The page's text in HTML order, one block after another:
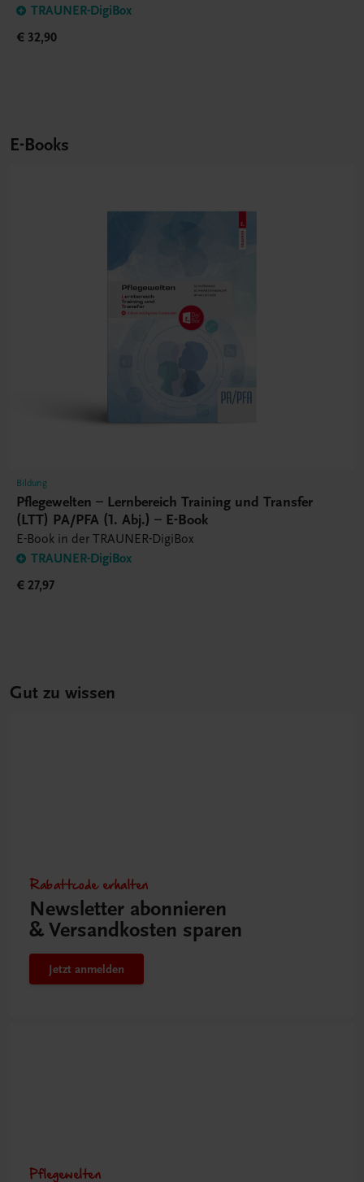
TRAUNER-DigiBox
€ 32,90
E-Books
Bildung
Pflegewelten – Lernbereich Training und Transfer
(LTT) PA/PFA (1. Abj.) – E-Book
E-Book in der TRAUNER-DigiBox
TRAUNER-DigiBox
€ 27,97
Gut zu wissen
Rabattcode erhalten
Newsletter abonnieren
& Versandkosten sparen
Jetzt anmelden
Pflegewelten